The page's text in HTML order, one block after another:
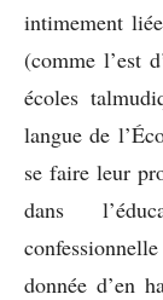
intimement
(comme l’est
écoles
langue de
se faire leur
dans
donnée d’en